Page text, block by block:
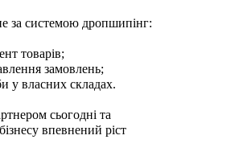
за системою дропшипінг:
товарів;
замовлень;
у власних складах.
сьогодні та
впевнений ріст